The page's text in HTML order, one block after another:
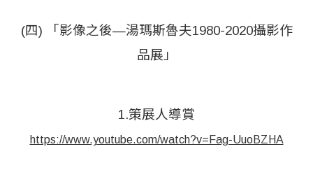
(四) 「影像之後—湯瑪斯魯夫1980-2020攝影作
品展」
1.策展人導賞
https://www.youtube.com/watch?v=Fag-UuoBZHA